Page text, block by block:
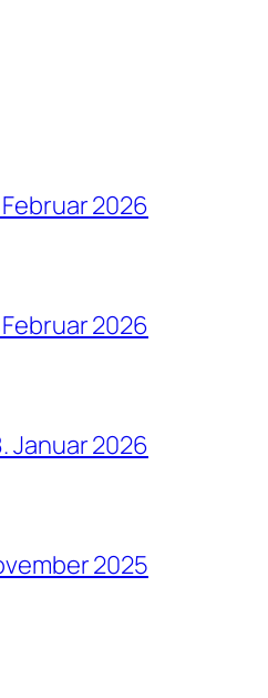
Februar 2026
Februar 2026
Januar 2026
2025